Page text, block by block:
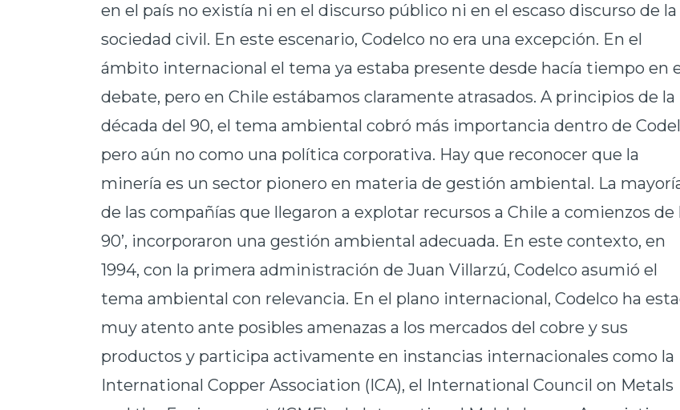
en el país no existía ni en el discurso público ni en el escaso discurso de la
sociedad civil. En este escenario, Codelco no era una excepción. En el
ámbito internacional el tema ya estaba presente desde hacía tiempo en
debate, pero en Chile estábamos claramente atrasados. A principios de la
década del 90, el tema ambiental cobró más importancia dentro de
pero aún no como una política corporativa. Hay que reconocer que la
minería es un sector pionero en materia de gestión ambiental. La
de las compañías que llegaron a explotar recursos a Chile a comienzos de
90’, incorporaron una gestión ambiental adecuada. En este contexto, en
1994, con la primera administración de Juan Villarzú, Codelco asumió el
tema ambiental con relevancia. En el plano internacional, Codelco ha
muy atento ante posibles amenazas a los mercados del cobre y sus
productos y participa activamente en instancias internacionales como la
International Copper Association (ICA), el International Council on Metals